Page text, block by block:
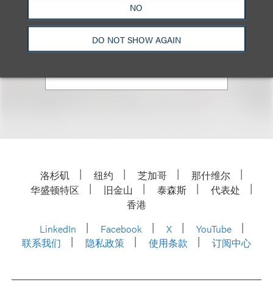
NO
DO NOT SHOW AGAIN
+ 212.407.4141
Email
洛杉矶 纽约 芝加哥
那什维尔
华盛顿特区
旧金山 泰森斯
代表处
香港
LinkedIn
Facebook X
YouTube
联系我们
隐私政策 使用条款 订阅中心